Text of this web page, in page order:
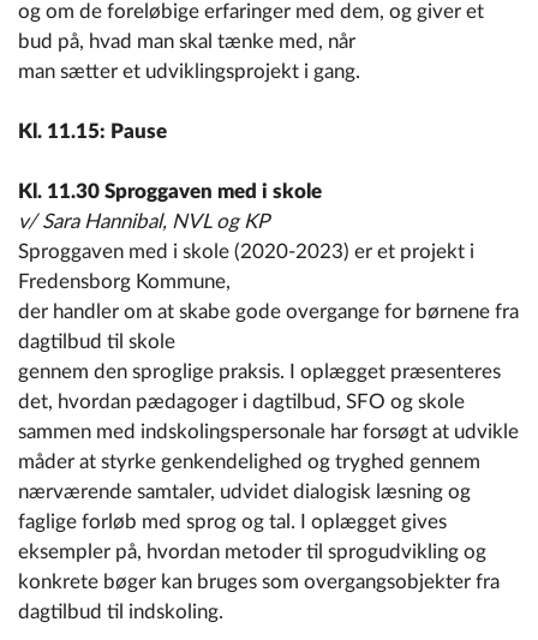
og om de foreløbige erfaringer med dem, og giver et
bud på, hvad man skal tænke med, når
man sætter et udviklingsprojekt i gang.
Kl. 11.15: Pause
Kl. 11.30 Sproggaven med i skole
v/ Sara Hannibal, NVL og KP
Sproggaven med i skole (2020-2023) er et projekt i
Fredensborg Kommune,
der handler om at skabe gode overgange for børnene fra
dagtilbud til skole
gennem den sproglige praksis. I oplægget præsenteres
det, hvordan pædagoger i dagtilbud, SFO og skole
sammen med indskolingspersonale har forsøgt at udvikle
måder at styrke genkendelighed og tryghed gennem
nærværende samtaler, udvidet dialogisk læsning og
faglige forløb med sprog og tal. I oplægget gives
eksempler på, hvordan metoder til sprogudvikling og
konkrete bøger kan bruges som overgangsobjekter fra
dagtilbud til indskoling.